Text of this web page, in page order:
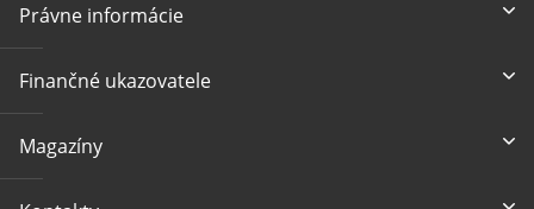
Právne informácie
Finančné ukazovatele
Magazíny